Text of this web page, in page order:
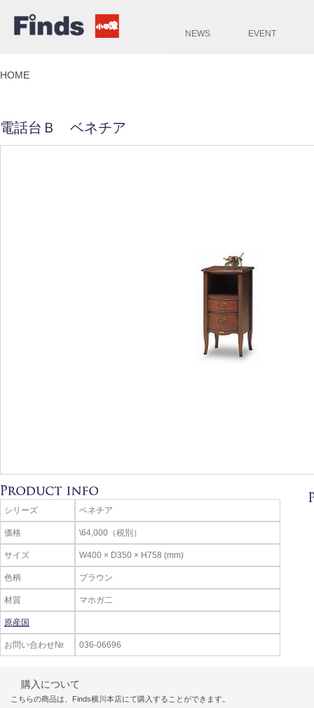
NEWS EVENT
HOME
電話台Ｂ ベネチア
シリーズ ベネチア
価格 \64,000（税別）
サイズ W400 × D350 × H758 (mm)
色柄 ブラウン
材質 マホガ二
原産国
お問い合わせ№ 036-06696
購入について
こちらの商品は、Finds横川本店にて購入することができます。